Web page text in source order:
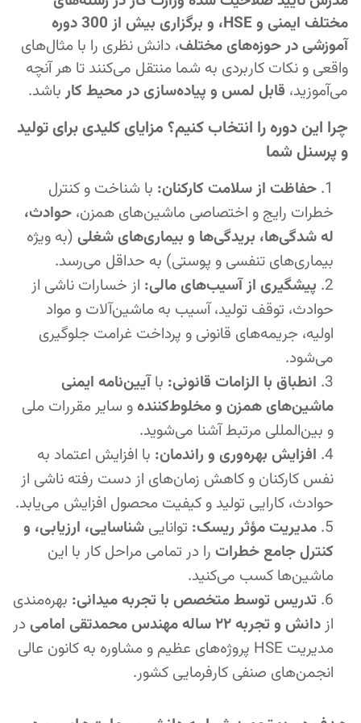
مختلف ایمنی و HSE، و برگزاری بیش از 300 دوره
آموزشی در حوزه‌های مختلف، دانش نظری را با مثال‌های
واقعی و نکات کاربردی به شما منتقل می‌کنند تا هر آنچه
می‌آموزید، قابل لمس و پیاده‌سازی در محیط کار باشد.
چرا این دوره را انتخاب کنیم؟ مزایای کلیدی برای تولید
و پرسنل شما
حفاظت از سلامت کارکنان: با شناخت و کنترل
خطرات رایج و اختصاصی ماشین‌های همزن، حوادث،
له شدگی‌ها، بریدگی‌ها و بیماری‌های شغلی (به ویژه
بیماری‌های تنفسی و پوستی) به حداقل می‌رسد.
پیشگیری از آسیب‌های مالی: از خسارات ناشی از
حوادث، توقف تولید، آسیب به ماشین‌آلات و مواد
اولیه، جریمه‌های قانونی و پرداخت غرامت جلوگیری
می‌شود.
انطباق با الزامات قانونی: باآیین‌نامه ایمنی
ماشین‌های همزن و مخلوط‌کنندهو سایر مقررات ملی
و بین‌المللی مرتبط آشنا می‌شوید.
افزایش بهره‌وری و راندمان: با افزایش اعتماد به
نفس کارکنان و کاهش زمان‌های از دست رفته ناشی از
حوادث، کارایی تولید و کیفیت محصول افزایش می‌یابد.
مدیریت مؤثر ریسک: توانایی شناسایی، ارزیابی، و
کنترل جامع خطرات را در تمامی مراحل کار با این
ماشین‌ها کسب می‌کنید.
تدریس توسط متخصص با تجربه میدانی: بهره‌مندی
ازدانش و تجربه ۲۲ ساله مهندس محمدتقی امامی
در
مدیریت HSE پروژه‌های عظیم و مشاوره به کانون عالی
انجمن‌های صنفی کارفرمایی کشور.